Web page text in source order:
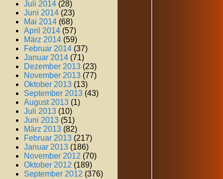
Juli 2014 (28)
Juni 2014 (23)
Mai 2014 (68)
April 2014 (57)
März 2014 (59)
Februar 2014 (37)
Januar 2014 (71)
Dezember 2013 (23)
November 2013 (77)
Oktober 2013 (13)
September 2013 (43)
August 2013 (1)
Juli 2013 (10)
Juni 2013 (51)
März 2013 (82)
Februar 2013 (217)
Januar 2013 (186)
November 2012 (70)
Oktober 2012 (189)
September 2012 (376)